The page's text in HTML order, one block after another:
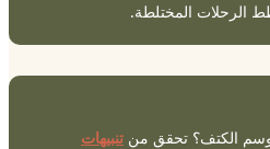
الرحلات المختلطة.
الكتف؟ تحقق من تنبيهات